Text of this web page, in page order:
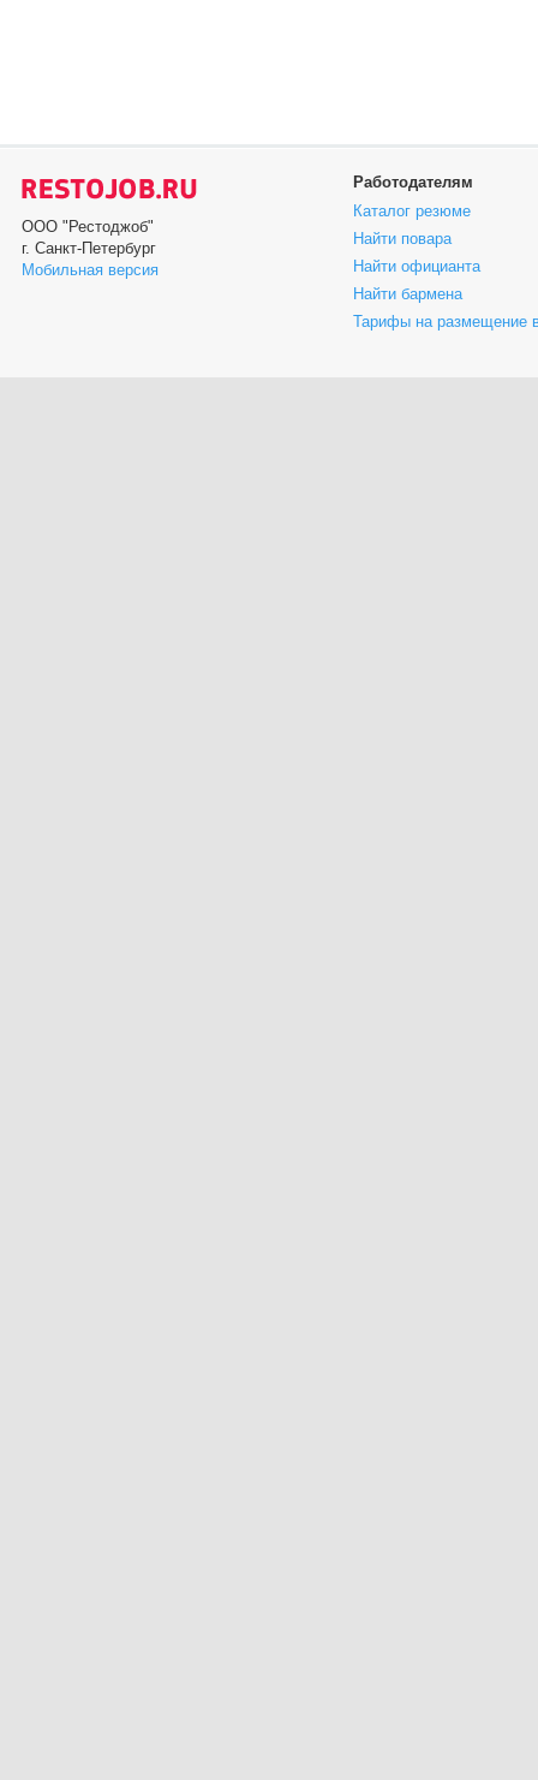
ООО "Рестоджоб"
г. Санкт-Петербург
Мобильная версия
Работодателям
Каталог резюме
Найти повара
Найти официанта
Найти бармена
Тарифы на размещение